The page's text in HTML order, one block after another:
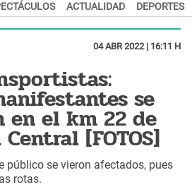
ACTUALIDAD DEPORTES
04 ABR 2022 | 16:11 H
se
el km 22 de
[FOTOS]
público se vieron afectados, pues
rotas.